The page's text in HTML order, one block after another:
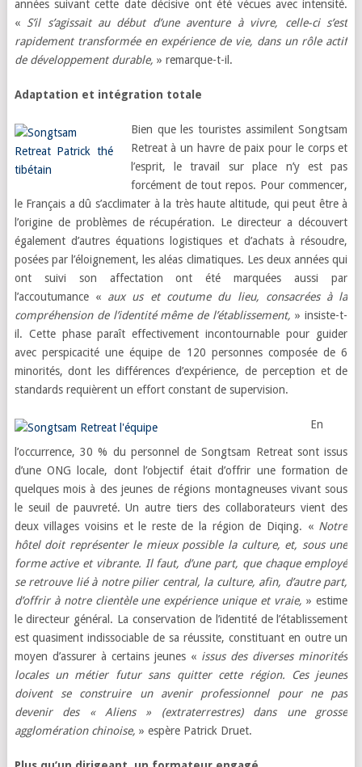
années suivant cette date décisive ont été vécues avec intensité.
«S’il s’agissait au début d’une aventure à vivre, celle-ci s’est
rapidement transformée en expérience de vie, dans un rôle actif
de développement durable, » remarque-t-il.
Adaptation et intégration totale
Bien que les touristes assimilent Songtsam
Retreat à un havre de paix pour le corps et
l’esprit, le travail sur place n’y est pas
forcément de tout repos. Pour commencer,
le Français a dû s’acclimater à la très haute altitude, qui peut être à
l’origine de problèmes de récupération. Le directeur a découvert
également d’autres équations logistiques et d’achats à résoudre,
posées par l’éloignement, les aléas climatiques. Les deux années qui
ont suivi son affectation ont été marquées aussi par
l’accoutumance « aux us et coutume du lieu, consacrées à la
compréhension de l’identité même de l’établissement,» insiste-t-
il. Cette phase paraît effectivement incontournable pour guider
avec perspicacité une équipe de 120 personnes composée de 6
minorités, dont les différences d’expérience, de perception et de
standards requièrent un effort constant de supervision.
En
l’occurrence, 30 % du personnel de Songtsam Retreat sont issus
d’une ONG locale, dont l’objectif était d’offrir une formation de
quelques mois à des jeunes de régions montagneuses vivant sous
le seuil de pauvreté. Un autre tiers des collaborateurs vient des
deux villages voisins et le reste de la région de Diqing. « Notre
hôtel doit représenter le mieux possible la culture, et, sous une
forme active et vibrante. Il faut, d’une part, que chaque employé
se retrouve lié à notre pilier central, la culture, afin, d’autre part,
d’offrir à notre clientèle une expérience unique et vraie,» estime
le directeur général. La conservation de l’identité de l’établissement
est quasiment indissociable de sa réussite, constituant en outre un
moyen d’assurer à certains jeunes « issus des diverses minorités
locales un métier futur sans quitter cette région. Ces jeunes
doivent se construire un avenir professionnel pour ne pas
devenir des « Aliens » (extraterrestres) dans une grosse
agglomération chinoise, » espère Patrick Druet.